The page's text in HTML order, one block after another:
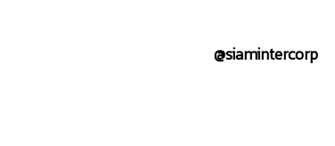
@siamintercorp